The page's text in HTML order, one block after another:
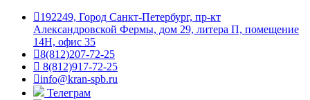
192249, Город Санкт-Петербург, пр-кт
Александровской Фермы, дом 29, литера П, помещение
14Н, офис 35
8(812)207-72-25
8(812)917-72-25
info@kran-spb.ru
Телеграм